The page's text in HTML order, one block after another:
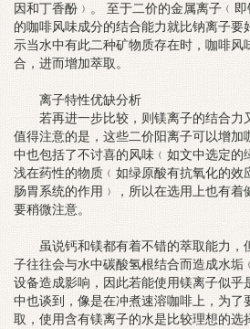
因和丁香酚﹚。 至于二价的金属离子﹙
的咖啡风味成分的结合能力就比钠离子要
示当水中有此二种矿物质存在时，咖啡风
合，进而增加萃取。
离子特性优缺分析
若再进一步比较，则镁离子的结合力
值得注意的是，这些二价阳离子可以增加
中也包括了不讨喜的风味﹙如文中选定的
浅在药性的物质﹙如绿原酸有抗氧化的效
肠胃系统的作用﹚，所以在选用上也有着
要稍微注意。
虽说钙和镁都有着不错的萃取能力，
子往往会与水中碳酸氢根结合而造成水垢
设备造成影响，因此若能使用镁离子似乎
中也谈到，像是在冲煮速溶咖啡上，为了
取，使用含有镁离子的水是比较理想的选